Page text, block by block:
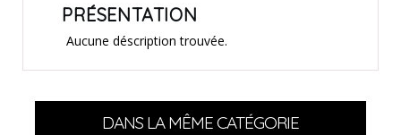
PRÉSENTATION
Aucune déscription trouvée.
DANS LA MÊME CATÉGORIE